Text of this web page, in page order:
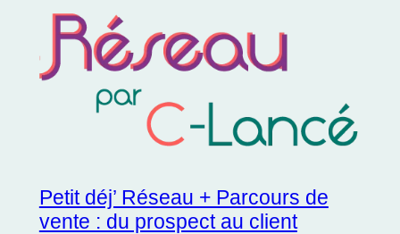
Petit déj’ Réseau + Parcours de
vente : du prospect au client